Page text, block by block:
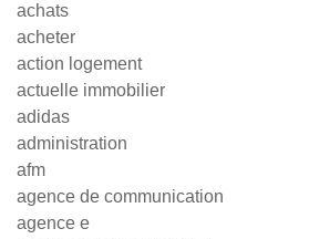
achats
acheter
action logement
actuelle immobilier
adidas
administration
afm
agence de communication
agence e